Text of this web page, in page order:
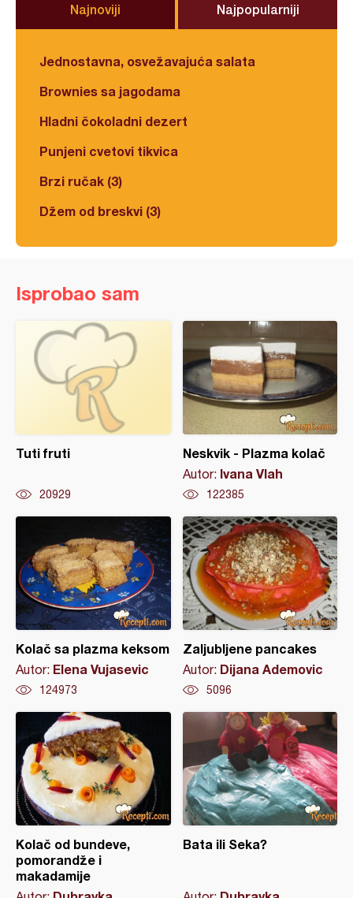
Najnoviji Najpopularniji
Jednostavna, osvežavajuća salata
Brownies sa jagodama
Hladni čokoladni dezert
Punjeni cvetovi tikvica
Brzi ručak (3)
Džem od breskvi (3)
Isprobao sam
Tuti fruti
20929
Neskvik - Plazma kolač
Autor: Ivana Vlah
122385
Kolač sa plazma keksom
Autor: Elena Vujasevic
124973
Zaljubljene pancakes
Autor: Dijana Ademovic
5096
Kolač od bundeve,
pomorandže i
makadamije
Bata ili Seka?